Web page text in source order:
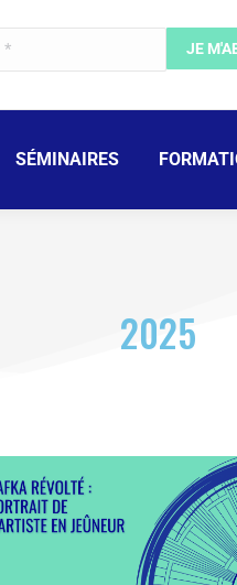
SÉMINAIRES
2025